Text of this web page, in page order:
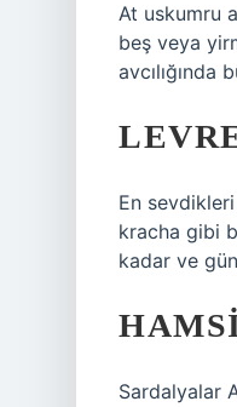
At uskumru
beş veya
avcılığında
En
kracha gibi
kadar ve
Sardalyalar